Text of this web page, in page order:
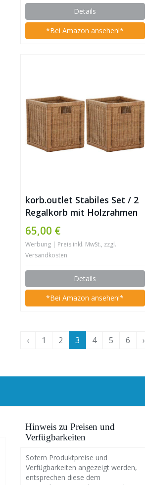
grau
Details
*Bei Amazon ansehen!*
korb.outlet Stabiles Set / 2
Regalkorb mit Holzrahmen
Schubfach aus echtem
Rattan/Schübe Box zur
Aufbewahrung Regalkorb
Hell, Set 28x29x30)
65,00 €
Werbung | Preis inkl. MwSt., zzgl.
Versandkosten
Details
*Bei Amazon ansehen!*
‹ 1 2 3 4 5 6 ›
Hinweis zu Preisen und
Verfügbarkeiten
Sofern Produktpreise und
Verfügbarkeiten angezeigt werden,
entsprechen diese dem